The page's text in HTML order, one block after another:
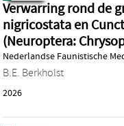
Verwarring rond de
nigricostata en
(Neuroptera:
Nederlandse Faunistische
B.E. Berkholst
2026